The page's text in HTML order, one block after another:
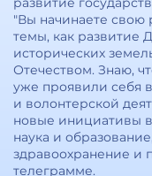
"Вы начинаете свою
темы, как развитие
исторических
Отечеством. Знаю,
уже проявили себя
и волонтерской
новые инициативы в
наука и
здравоохранение и
телеграмме.